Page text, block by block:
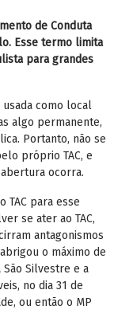
de Conduta
Esse termo limita
para grandes
como local
algo permanente,
Portanto, não se
próprio TAC, e
ocorra.
TAC para esse
se ater ao TAC,
antagonismos
o máximo de
Silvestre e a
no dia 31 de
ou então o MP